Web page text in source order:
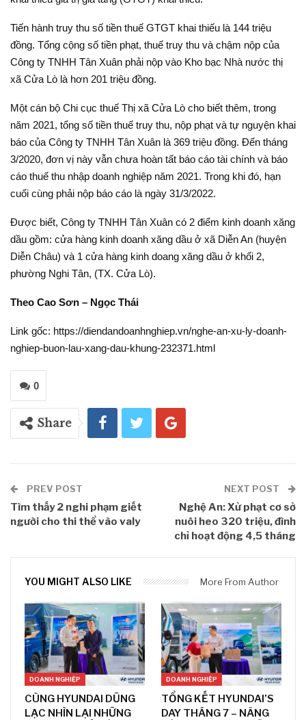
Tiến hành truy thu số tiền thuế GTGT khai thiếu là 144 triệu
đồng. Tổng cộng số tiền phạt, thuế truy thu và chậm nộp của
Công ty TNHH Tân Xuân phải nộp vào Kho bạc Nhà nước thị
xã Cửa Lò là hơn 201 triệu đồng.
Một cán bộ Chi cục thuế Thị xã Cửa Lò cho biết thêm, trong
năm 2021, tổng số tiền thuế truy thu, nộp phạt và tự nguyện khai
báo của Công ty TNHH Tân Xuân là 369 triệu đồng. Đến tháng
3/2020, đơn vị này vẫn chưa hoàn tất báo cáo tài chính và báo
cáo thuế thu nhập doanh nghiệp năm 2021. Trong khi đó, hạn
cuối cùng phải nộp báo cáo là ngày 31/3/2022.
Được biết, Công ty TNHH Tân Xuân có 2 điểm kinh doanh xăng
dầu gồm: cửa hàng kinh doanh xăng dầu ở xã Diễn An (huyện
Diễn Châu) và 1 cửa hàng kinh doang xăng dầu ở khối 2,
phường Nghi Tân, (TX. Cửa Lò).
Theo Cao Sơn – Ngọc Thái
Link gốc: https://diendandoanhnghiep.vn/nghe-an-xu-ly-doanh-
nghiep-buon-lau-xang-dau-khung-232371.html
0
Share
PREV POST
Tìm thấy 2 nghi phạm giết
người cho thi thể vào valy
NEXT POST
Nghệ An: Xử phạt cơ sở
nuôi heo 320 triệu, đình
chỉ hoạt động 4,5 tháng
YOU MIGHT ALSO LIKE More From Author
DOANH NGHIỆP
CÙNG HYUNDAI DŨNG
LẠC NHÌN LẠI NHỮNG
DOANH NGHIỆP
TỔNG KẾT HYUNDAI’S
DAY THÁNG 7 – NÂNG